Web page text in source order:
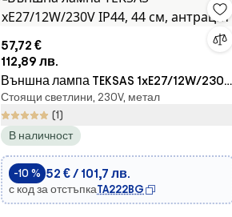
57,72 €
112,89 лв.
Външна лампа TEKSAS 1xE27/12W/230V
IP44, 44 см, антрацит
Стоящи светлини, 230V, метал
(1)
В наличност
-10 % 52 € / 101,7 лв.
с код за отстъпкаTA222BG